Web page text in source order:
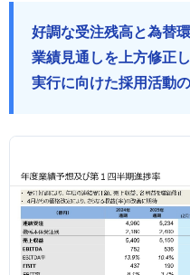
好調な受注残高と為替
業績見通しを上方修正
実行に向けた採用活動